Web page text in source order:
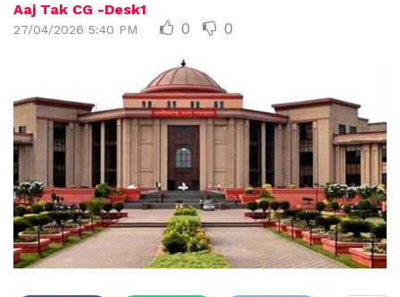
Aaj Tak CG -Desk1
27/04/2026 5:40 PM 0 0